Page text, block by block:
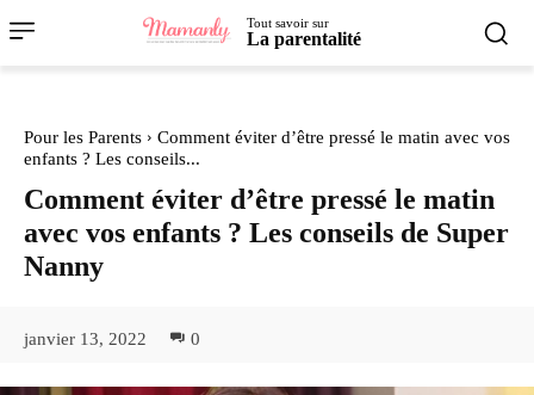
Tout savoir sur
La parentalité
Pour les Parents
Comment éviter d’être pressé le matin avec vos
enfants ? Les conseils...
Comment éviter d’être pressé le matin
avec vos enfants ? Les conseils de Super
Nanny
janvier 13, 2022 0